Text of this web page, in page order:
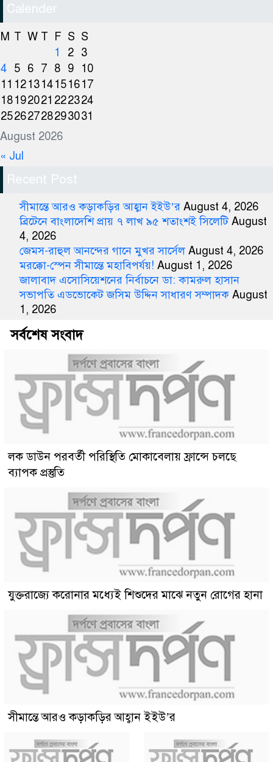
Calender
August 2026
M T W T F S S
1
2 3
4 5 6 7 8 9
10
11 121314151617
18192021 222324
25262728293031
« Jul
Recent Post
সীমান্তে আরও কড়াকড়ির আহ্বান ইইউ’র August 4, 2026
ব্রিটেনে বাংলাদেশি প্রায় ৭ লাখ ৯৫ শতাংশই সিলেটি August
4, 2026
জেমস-রাহুল আনন্দের গানে মুখর সার্সেল August 4, 2026
মরক্কো-স্পেন সীমান্তে মহাবিপর্যয়! August 1, 2026
জালাবাদ এসোসিয়েশনের নির্বাচনে ডা: কামরুল হাসান
সভাপতি এডভোকেট জসিম উদ্দিন সাধারণ সম্পাদক August
1, 2026
সর্বশেষ সংবাদ
লক ডাউন পরবর্তী পরিস্থিতি মোকাবেলায় ফ্রান্সে চলছে
ব্যাপক প্রস্তুতি
যুক্তরাজ্যে করোনার মধ্যেই শিশুদের মাঝে নতুন রোগের হানা
সীমান্তে আরও কড়াকড়ির আহ্বান ইইউ’র